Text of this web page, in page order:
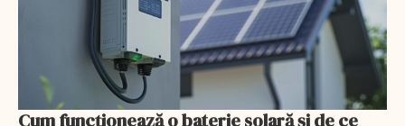
Cum funcționează o baterie solară și de ce